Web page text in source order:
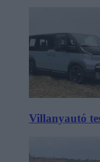
Villanyautó